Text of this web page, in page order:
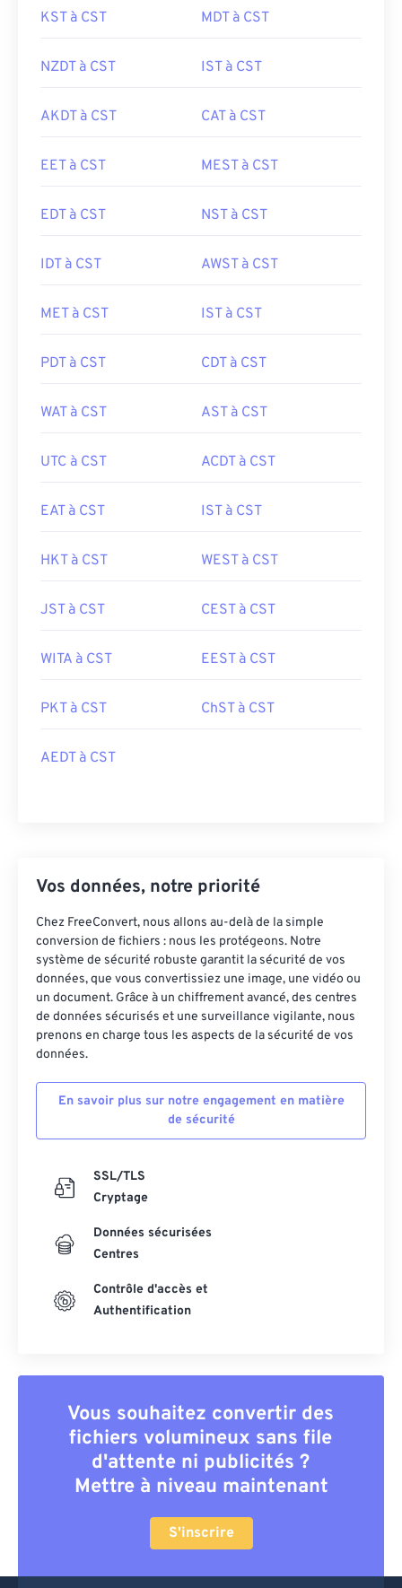
KST à CST MDT à CST
NZDT à CST IST à CST
AKDT à CST CAT à CST
EET à CST MEST à CST
EDT à CST NST à CST
IDT à CST AWST à CST
MET à CST IST à CST
PDT à CST CDT à CST
WAT à CST AST à CST
UTC à CST ACDT à CST
EAT à CST IST à CST
HKT à CST WEST à CST
JST à CST CEST à CST
WITA à CST EEST à CST
PKT à CST ChST à CST
AEDT à CST
Vos données, notre priorité
Chez FreeConvert, nous allons au-delà de la simple
conversion de fichiers : nous les protégeons. Notre
système de sécurité robuste garantit la sécurité de vos
données, que vous convertissiez une image, une vidéo ou
un document. Grâce à un chiffrement avancé, des centres
de données sécurisés et une surveillance vigilante, nous
prenons en charge tous les aspects de la sécurité de vos
données.
En savoir plus sur notre engagement en matière
de sécurité
SSL/TLS
Cryptage
Données sécurisées
Centres
Contrôle d'accès et
Authentification
Vous souhaitez convertir des
fichiers volumineux sans file
d'attente ni publicités ?
Mettre à niveau maintenant
S'inscrire